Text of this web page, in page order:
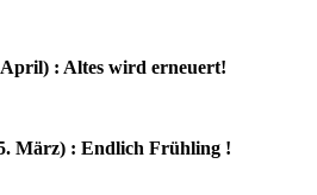
: Altes wird erneuert!
März) : Endlich Frühling !